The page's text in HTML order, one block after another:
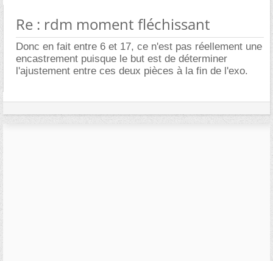
Re : rdm moment fléchissant
Donc en fait entre 6 et 17, ce n'est pas réellement une
encastrement puisque le but est de déterminer
l'ajustement entre ces deux pièces à la fin de l'exo.